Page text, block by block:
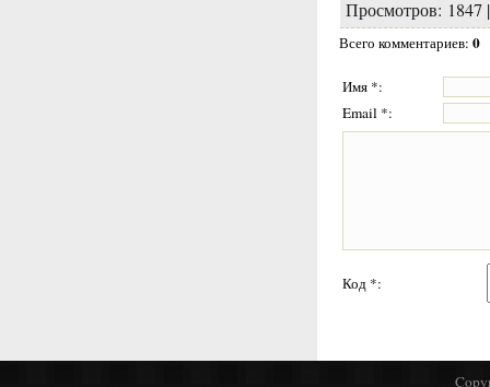
Просмотров: 1847
Всего комментариев: 0
Имя *:
Email *:
Код *: